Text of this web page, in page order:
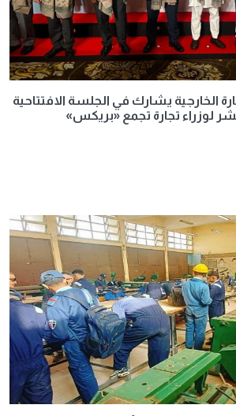
الخارجية يشارك في الجلسة الافتتاحية
لوزراء تجارة تجمع «بريكس»